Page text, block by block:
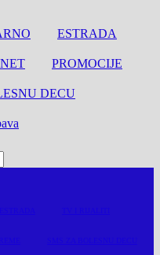
ESTRADA
PROMOCIJE
DECU